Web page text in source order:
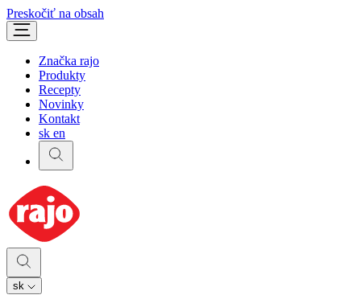
Preskočiť na obsah
Značka rajo
Produkty
Recepty
Novinky
Kontakt
sk en
sk